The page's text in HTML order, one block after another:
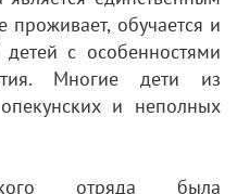
обучается и
с особенностями
Многие дети из
и неполных
отряда была